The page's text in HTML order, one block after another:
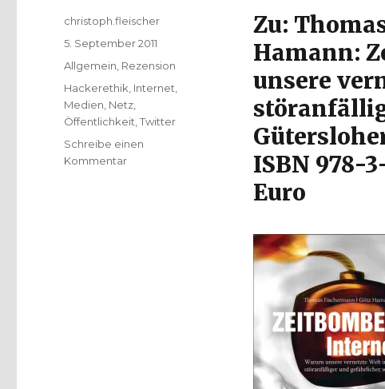
Zu:
Hamann:
unsere
ISBN 978-
Euro
Autor
christoph.fleischer
Veröffentlicht
am
5. September 2011
Kategorien
Allgemein Rezension
Schlagwörter
Hackerethik Internet
Medien Netz
Öffentlichkeit ,Twitter
Schreibe einen
Kommentarzu